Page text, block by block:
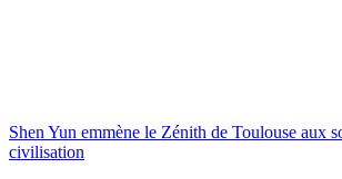
Shen Yun emmène le Zénith de Toulouse aux
civilisation